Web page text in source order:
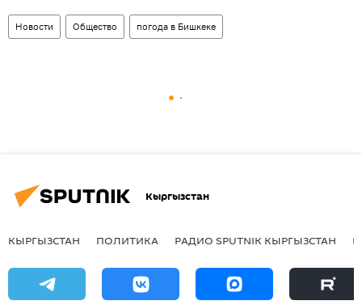
Новости Общество погода в Бишкеке
Кыргызстан
КЫРГЫЗСТАН ПОЛИТИКА РАДИО SPUTNIK КЫРГЫЗСТАН